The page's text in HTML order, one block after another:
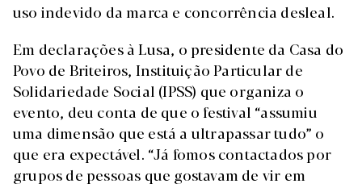
uso indevido da marca e concorrência desleal.
Em declarações à Lusa, o presidente da Casa do
Povo de Briteiros, Instituição Particular de
Solidariedade Social (IPSS) que organiza o
evento, deu conta de que o festival “assumiu
uma dimensão que está a ultrapassar tudo” o
que era expectável. “Já fomos contactados por
grupos de pessoas que gostavam de vir em